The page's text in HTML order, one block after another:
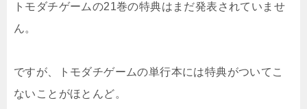
トモダチゲームの21巻の特典はまだ発表されていませ
ん。
ですが、トモダチゲームの単行本には特典がついてこ
ないことがほとんど。